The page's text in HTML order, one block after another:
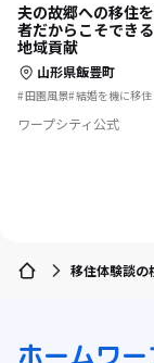
夫の故郷への移住
者だからこそでき
地域貢献
山形県飯豊町
田園風景 結婚を機に移住
ワープシティ公式
移住体験談の
ホームワ